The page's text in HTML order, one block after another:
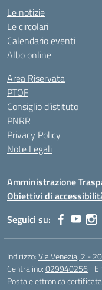
Le notizie
Le circolari
Calendario eventi
Albo online
Area Riservata
PTOF
Consiglio d’istituto
PNRR
Privacy Policy
Note Legali
Amministrazione
Obiettivi di
Seguici su:
Indirizzo:Via Venezia, 2 -
Centralino:029940256
Posta elettronica certificata